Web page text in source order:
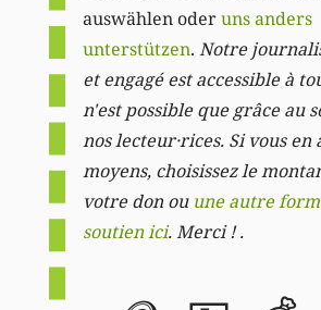
auswählen oderuns anders
unterstützen. Notre
et engagé est accessible à
n'est possible que grâce au
nos lecteur·rices. Si vous en
moyens, choisissez le
votre don ou une autre
soutien ici. Merci ! .